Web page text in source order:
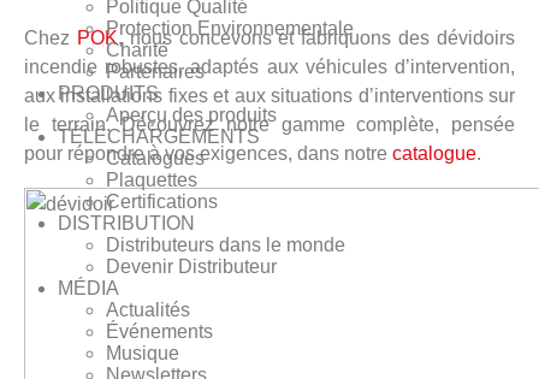
Politique Qualité
Protection Environnementale
Charité
Partenaires
PRODUITS
Aperçu des produits
TÉLÉCHARGEMENTS
Catalogues
Plaquettes
Certifications
DISTRIBUTION
Distributeurs dans le monde
Devenir Distributeur
MÉDIA
Actualités
Événements
Musique
Newsletters
Chez POK, nous concevons et fabriquons des dévidoirs
incendie robustes, adaptés aux véhicules d’intervention,
aux installations fixes et aux situations d’interventions sur
le terrain. Découvrez notre gamme complète, pensée
pour répondre à vos exigences, dans notre catalogue.